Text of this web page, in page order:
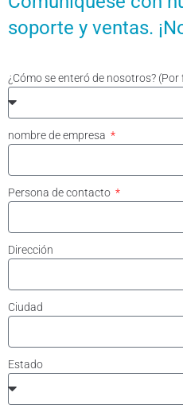
soporte y ventas.
¿Cómo se enteró de nosotros?
nombre de empresa
Persona de contacto
Dirección
Ciudad
Estado